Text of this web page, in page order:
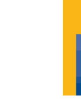
mich auch